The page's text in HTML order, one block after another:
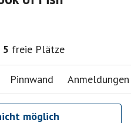
5 freie Plätze
Pinnwand Anmeldungen
möglich